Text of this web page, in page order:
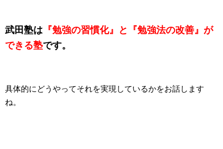
武田塾は 『勉強の習慣化』と『勉強法の改善』が
できる塾です。
具体的にどうやってそれを実現しているかをお話します
ね。